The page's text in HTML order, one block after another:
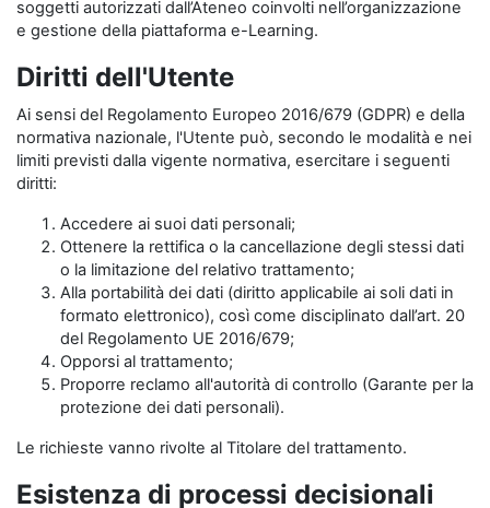
soggetti autorizzati dall’Ateneo coinvolti nell’organizzazione
e gestione della piattaforma e-Learning.
Diritti dell'Utente
Ai sensi del Regolamento Europeo 2016/679 (GDPR) e della
normativa nazionale, l'Utente può, secondo le modalità e nei
limiti previsti dalla vigente normativa, esercitare i seguenti
diritti:
Accedere ai suoi dati personali;
Ottenere la rettifica o la cancellazione degli stessi dati
o la limitazione del relativo trattamento;
Alla portabilità dei dati (diritto applicabile ai soli dati in
formato elettronico), così come disciplinato dall’art. 20
del Regolamento UE 2016/679;
Opporsi al trattamento;
Proporre reclamo all'autorità di controllo (Garante per la
protezione dei dati personali).
Le richieste vanno rivolte al Titolare del trattamento.
Esistenza di processi decisionali